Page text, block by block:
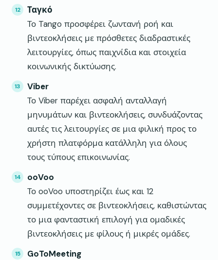
Ταγκό
Το Tango προσφέρει ζωντανή ροή και
βιντεοκλήσεις με πρόσθετες διαδραστικές
λειτουργίες, όπως παιχνίδια και στοιχεία
κοινωνικής δικτύωσης.
Viber
Το Viber παρέχει ασφαλή ανταλλαγή
μηνυμάτων και βιντεοκλήσεις, συνδυάζοντας
αυτές τις λειτουργίες σε μια φιλική προς το
χρήστη πλατφόρμα κατάλληλη για όλους
τους τύπους επικοινωνίας.
ooVoo
Το ooVoo υποστηρίζει έως και 12
συμμετέχοντες σε βιντεοκλήσεις, καθιστώντας
το μια φανταστική επιλογή για ομαδικές
βιντεοκλήσεις με φίλους ή μικρές ομάδες.
GoToMeeting